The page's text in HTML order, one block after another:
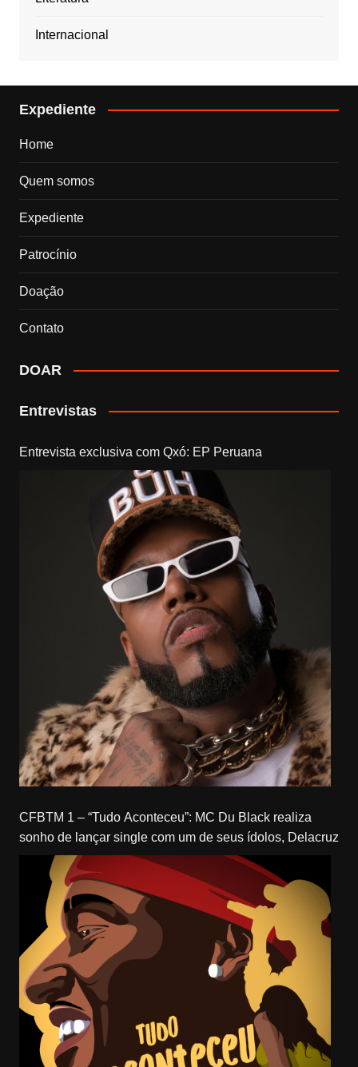
Internacional
Expediente
Home
Quem somos
Expediente
Patrocínio
Doação
Contato
DOAR
Entrevistas
Entrevista exclusiva com Qxó: EP Peruana
CFBTM 1 – “Tudo Aconteceu”: MC Du Black realiza
sonho de lançar single com um de seus ídolos, Delacruz